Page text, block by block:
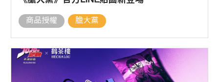
商品授權 膽大黨